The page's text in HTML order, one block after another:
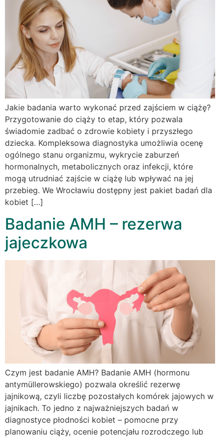
Jakie badania warto wykonać przed zajściem w ciążę?
Przygotowanie do ciąży to etap, który pozwala
świadomie zadbać o zdrowie kobiety i przyszłego
dziecka. Kompleksowa diagnostyka umożliwia ocenę
ogólnego stanu organizmu, wykrycie zaburzeń
hormonalnych, metabolicznych oraz infekcji, które
mogą utrudniać zajście w ciążę lub wpływać na jej
przebieg. We Wrocławiu dostępny jest pakiet badań dla
kobiet […]
Badanie AMH – rezerwa
jajeczkowa
Czym jest badanie AMH? Badanie AMH (hormonu
antymüllerowskiego) pozwala określić rezerwę
jajnikową, czyli liczbę pozostałych komórek jajowych w
jajnikach. To jedno z najważniejszych badań w
diagnostyce płodności kobiet – pomocne przy
planowaniu ciąży, ocenie potencjału rozrodczego lub